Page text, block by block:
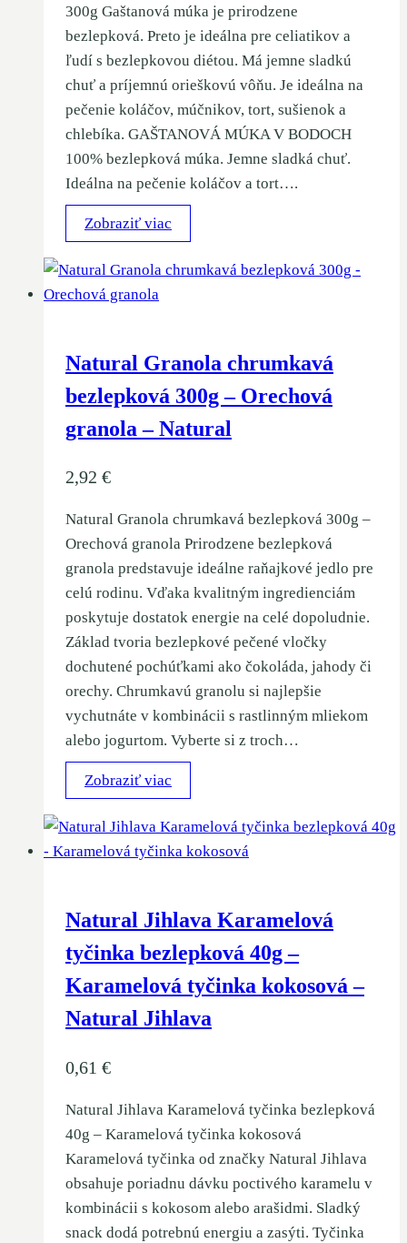
300g Gaštanová múka je prirodzene
bezlepková. Preto je ideálna pre celiatikov a
ľudí s bezlepkovou diétou. Má jemne sladkú
chuť a príjemnú orieškovú vôňu. Je ideálna na
pečenie koláčov, múčnikov, tort, sušienok a
chlebíka. GAŠTANOVÁ MÚKA V BODOCH
100% bezlepková múka. Jemne sladká chuť.
Ideálna na pečenie koláčov a tort….
Zobraziť viac
Natural Granola chrumkavá
bezlepková 300g – Orechová
granola – Natural
2,92 €
Natural Granola chrumkavá bezlepková 300g –
Orechová granola Prirodzene bezlepková
granola predstavuje ideálne raňajkové jedlo pre
celú rodinu. Vďaka kvalitným ingredienciám
poskytuje dostatok energie na celé dopoludnie.
Základ tvoria bezlepkové pečené vločky
dochutené pochúťkami ako čokoláda, jahody či
orechy. Chrumkavú granolu si najlepšie
vychutnáte v kombinácii s rastlinným mliekom
alebo jogurtom. Vyberte si z troch…
Zobraziť viac
Natural Jihlava Karamelová
tyčinka bezlepková 40g –
Karamelová tyčinka kokosová –
Natural Jihlava
0,61 €
Natural Jihlava Karamelová tyčinka bezlepková
40g – Karamelová tyčinka kokosová
Karamelová tyčinka od značky Natural Jihlava
obsahuje poriadnu dávku poctivého karamelu v
kombinácii s kokosom alebo arašidmi. Sladký
snack dodá potrebnú energiu a zasýti. Tyčinka